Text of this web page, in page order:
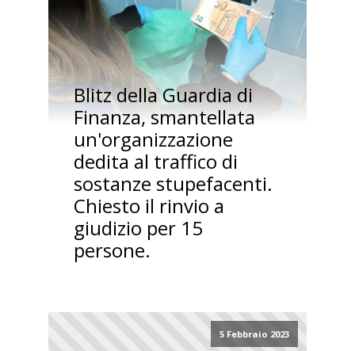
Blitz della Guardia di
Finanza, smantellata
un'organizzazione
dedita al traffico di
sostanze stupefacenti.
Chiesto il rinvio a
giudizio per 15
persone.
5 Febbraio 2023